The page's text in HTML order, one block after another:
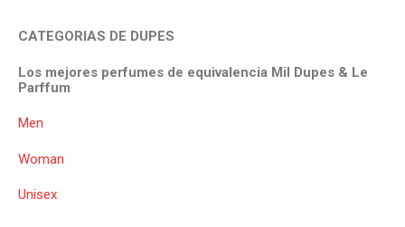
CATEGORIAS DE DUPES
Los mejores perfumes de equivalencia Mil Dupes & Le
Parffum
Men
Woman
Unisex